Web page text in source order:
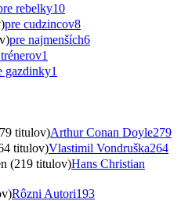
rebelky10
pre cudzincov8
pre najmenších6
1
gazdinky1
titulov)Arthur Conan Doyle279
titulov)Vlastimil Vondruška264
(219 titulov)Hans Christian
Rôzni Autori193